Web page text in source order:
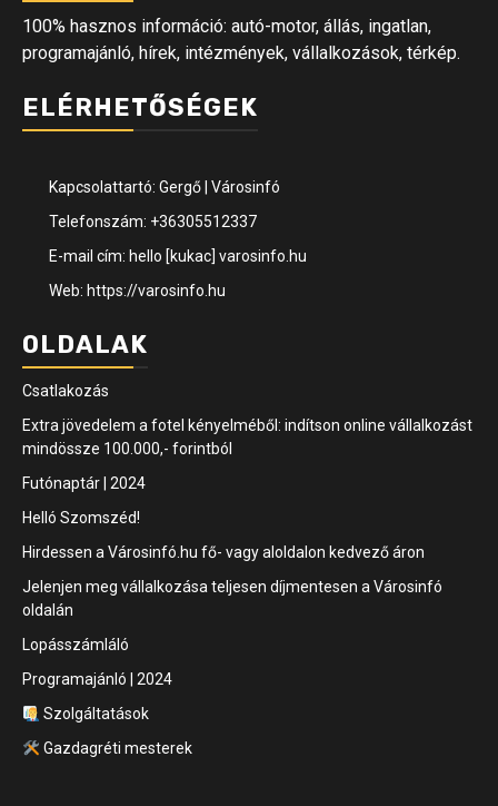
100% hasznos információ: autó-motor, állás, ingatlan,
programajánló, hírek, intézmények, vállalkozások, térkép.
ELÉRHETŐSÉGEK
Kapcsolattartó: Gergő | Városinfó
Telefonszám: +36305512337
E-mail cím: hello [kukac] varosinfo.hu
Web: https://varosinfo.hu
OLDALAK
Csatlakozás
Extra jövedelem a fotel kényelméből: indítson online vállalkozást
mindössze 100.000,- forintból
Futónaptár | 2024
Helló Szomszéd!
Hirdessen a Városinfó.hu fő- vagy aloldalon kedvező áron
Jelenjen meg vállalkozása teljesen díjmentesen a Városinfó
oldalán
Lopásszámláló
Programajánló | 2024
Szolgáltatások
Gazdagréti mesterek